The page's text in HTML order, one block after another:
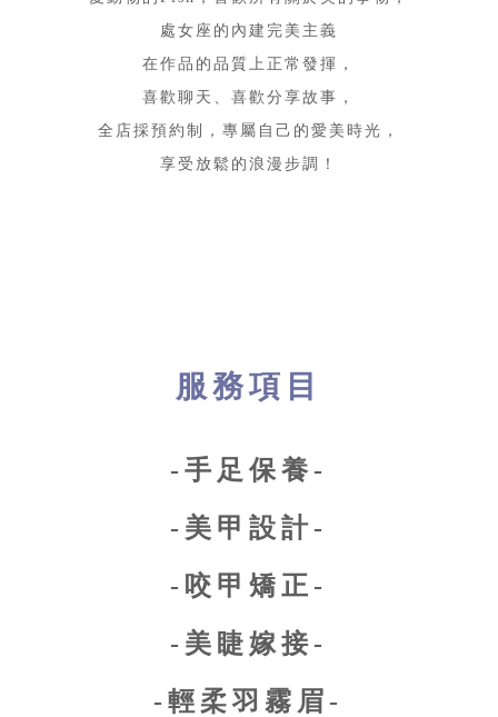
處女座的內建完美主義
在作品的品質上正常發揮，
喜歡聊天、喜歡分享故事，
全店採預約制，專屬自己的愛美時光，
享受放鬆的浪漫步調！
服務項目
-手足保養-
-美甲設計-
-咬甲矯正-
-美睫嫁接-
-輕柔羽霧眉-